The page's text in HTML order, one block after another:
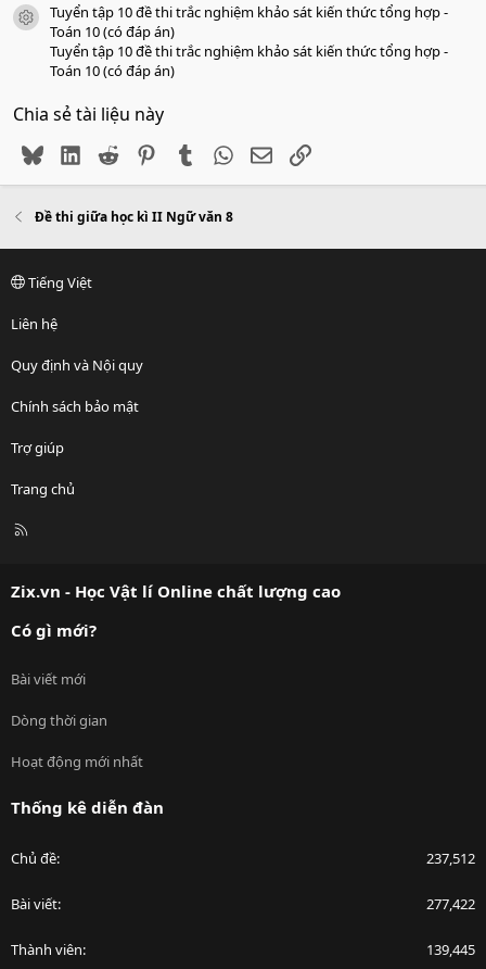
icon tài liệu
Tuyển tập 10 đề thi trắc nghiệm khảo sát kiến thức tổng hợp -
Toán 10 (có đáp án)
Tuyển tập 10 đề thi trắc nghiệm khảo sát kiến thức tổng hợp -
Toán 10 (có đáp án)
Chia sẻ tài liệu này
BlueskyLinkedIn
Reddit PinterestTumblr WhatsApp
EmailLink
Đề thi giữa học kì II Ngữ văn 8
Tiếng Việt
Liên hệ
Quy định và Nội quy
Chính sách bảo mật
Trợ giúp
Trang chủ
R
Zix.vn - Học Vật lí Online chất lượng cao
Có gì mới?
Bài viết mới
Dòng thời gian
Hoạt động mới nhất
Thống kê diễn đàn
Chủ đề 237,512
Bài viết 277,422
Thành viên 139,445